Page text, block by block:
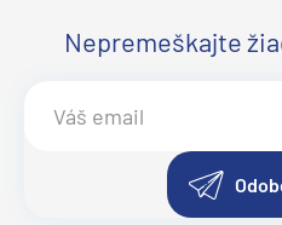
Norwegian Joy
Norwegian Pearl
Norwegian Prima
Norwegian Sky
Nepremeškajte